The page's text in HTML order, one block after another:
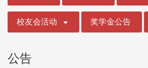
校友会活动 奖学金公告
公告